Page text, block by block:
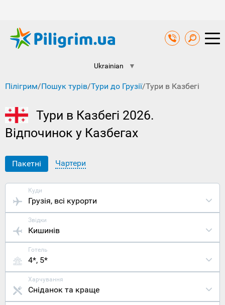
Ukrainian ▼
Пілігрим/Пошук турів/Тури до Грузії/Тури в Казбегі
Тури в Казбегі 2026.
Відпочинок у Казбегах
Пакетні Чартери
Куди
Грузія, всі курорти
Звідки
Кишинів
Готель
4*, 5*
Харчування
Сніданок та краще